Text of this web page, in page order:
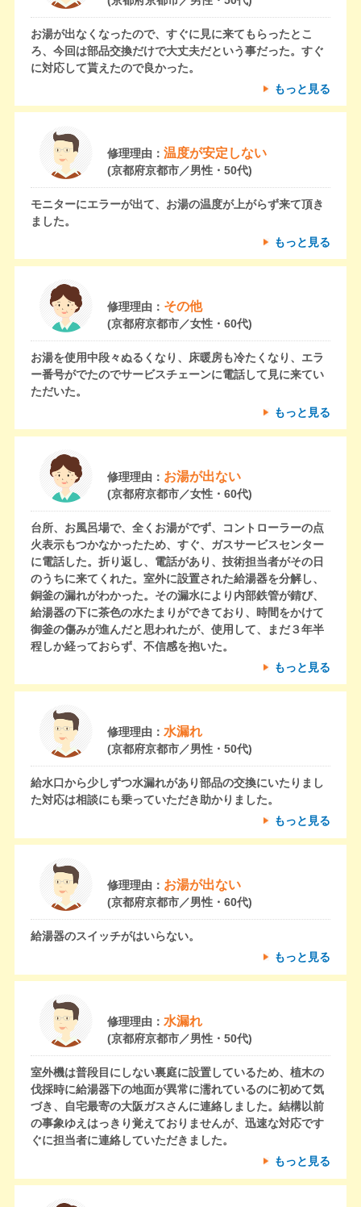
お湯が出なくなったので、すぐに見に来てもらったとこ
ろ、今回は部品交換だけで大丈夫だという事だった。すぐ
に対応して貰えたので良かった。
もっと見る
修理理由： 温度が安定しない
(京都府京都市／男性・50代)
モニターにエラーが出て、お湯の温度が上がらず来て頂き
ました。
もっと見る
修理理由： その他
(京都府京都市／女性・60代)
お湯を使用中段々ぬるくなり、床暖房も冷たくなり、エラ
ー番号がでたのでサービスチェーンに電話して見に来てい
ただいた。
もっと見る
修理理由： お湯が出ない
(京都府京都市／女性・60代)
台所、お風呂場で、全くお湯がでず、コントローラーの点
火表示もつかなかったため、すぐ、ガスサービスセンター
に電話した。折り返し、電話があり、技術担当者がその日
のうちに来てくれた。室外に設置された給湯器を分解し、
銅釜の漏れがわかった。その漏水により内部鉄管が錆び、
給湯器の下に茶色の水たまりができており、時間をかけて
御釜の傷みが進んだと思われたが、使用して、まだ３年半
程しか経っておらず、不信感を抱いた。
もっと見る
修理理由： 水漏れ
(京都府京都市／男性・50代)
給水口から少しずつ水漏れがあり部品の交換にいたりまし
た対応は相談にも乗っていただき助かりました。
もっと見る
修理理由： お湯が出ない
(京都府京都市／男性・60代)
給湯器のスイッチがはいらない。
もっと見る
修理理由： 水漏れ
(京都府京都市／男性・50代)
室外機は普段目にしない裏庭に設置しているため、植木の
伐採時に給湯器下の地面が異常に濡れているのに初めて気
づき、自宅最寄の大阪ガスさんに連絡しました。結構以前
の事象ゆえはっきり覚えておりませんが、迅速な対応です
ぐに担当者に連絡していただきました。
もっと見る